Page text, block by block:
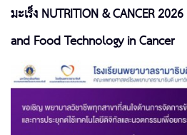
มะเร็ง NUTRITION & CANCER
and Food Technology in Cancer